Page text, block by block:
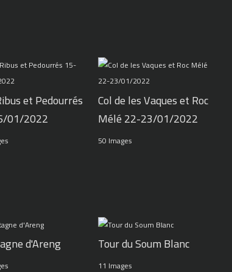
et Pedourrés
01/2022
Col de les Vaques et Roc
Mélé 22-23/01/2022
50 Images
d'Areng Tour du Soum Blanc
11 Images